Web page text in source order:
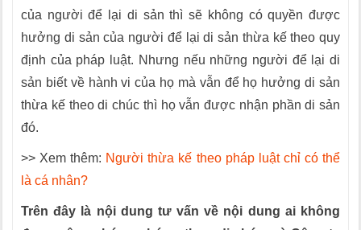
của người để lại di sản thì sẽ không có quyền được
hưởng di sản của người để lại di sản thừa kế theo quy
định của pháp luật. Nhưng nếu những người để lại di
sản biết về hành vi của họ mà vẫn để họ hưởng di sản
thừa kế theo di chúc thì họ vẫn được nhận phần di sản
đó.
>> Xem thêm: Người thừa kế theo pháp luật chỉ có thể
là cá nhân?
Trên đây là nội dung tư vấn về nội dung ai không